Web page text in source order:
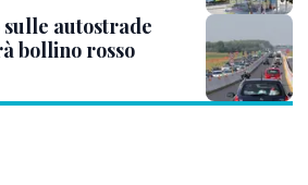
sulle autostrade
bollino rosso